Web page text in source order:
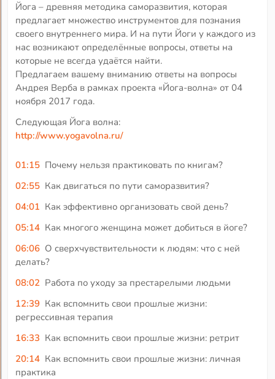
Йога – древняя методика саморазвития, которая
предлагает множество инструментов для познания
своего внутреннего мира. И на пути Йоги у каждого из
нас возникают определённые вопросы, ответы на
которые не всегда удаётся найти.
Предлагаем вашему вниманию ответы на вопросы
Андрея Верба в рамках проекта «Йога-волна» от 04
ноября 2017 года.
Следующая Йога волна:
http://www.yogavolna.ru/
01:15 Почему нельзя практиковать по книгам?
02:55 Как двигаться по пути саморазвития?
04:01 Как эффективно организовать свой день?
05:14 Как многого женщина может добиться в йоге?
06:06 О сверхчувствительности к людям: что с ней
делать?
08:02 Работа по уходу за престарелыми людьми
12:39 Как вспомнить свои прошлые жизни:
регрессивная терапия
16:33 Как вспомнить свои прошлые жизни: ретрит
20:14 Как вспомнить свои прошлые жизни: личная
практика